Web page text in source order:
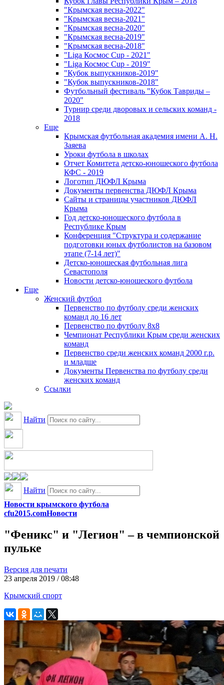
"Крымская весна-2022"
"Крымская весна-2021"
"Крымская весна-2020"
"Крымская весна-2019"
"Крымская весна-2018"
"Liga Космос Cup - 2021"
"Liga Космос Cup - 2019"
"Кубок выпускников-2019"
"Кубок выпускников-2018"
Футбольный фестиваль "Кубок Тавриды –
2020"
Турнир среди дворовых и сельских команд -
2018
Еще
Крымская футбольная академия имени А. Н.
Заяева
Уроки футбола в школах
Отчет Комитета детско-юношеского футбола
КФС - 2019
Логотип ДЮФЛ Крыма
Документы первенства ДЮФЛ Крыма
Сайты и страницы участников ДЮФЛ
Крыма
Год детско-юношеского футбола в
Республике Крым
Конференция "Структура и содержание
подготовки юных футболистов на базовом
этапе (7-14 лет)"
Детско-юношеская футбольная лига
Севастополя
Новости детско-юношеского футбола
Еще
Женский футбол
Первенство по футболу среди женских
команд до 16 лет
Первенство по футболу 8х8
Чемпионат Республики Крым среди женских
команд
Первенство среди женских команд 2000 г.р.
и младше
Документы Первенства по футболу среди
женских команд
Ссылки
Найти
Найти
Новости крымского футбола
cfu2015.comНовости
"Феникс" и "Легион" – в чемпионской
пульке
Версия для печати
23 апреля 2019 / 08:48
Крымский спорт